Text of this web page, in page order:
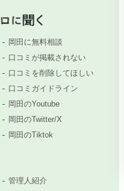
岡田に無料相談
口コミが掲載されない
口コミを削除してほしい
口コミガイドライン
岡田のYoutube
岡田のTwitter/X
岡田のTiktok
管理人紹介